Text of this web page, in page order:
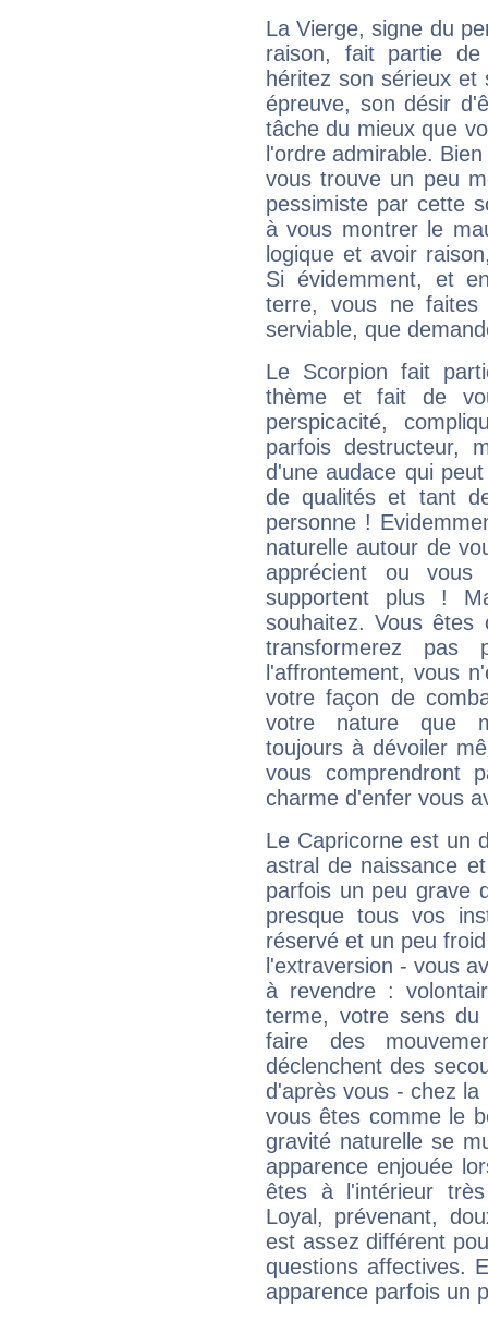
La Vierge, signe du
raison, fait partie
héritez son sérieux
épreuve, son désir
tâche du mieux que
l'ordre admirable.
vous trouve un peu
pessimiste par cette
à vous montrer le
logique et avoir
Si évidemment, et
terre, vous ne
serviable, que
Le Scorpion fait
thème et fait de
perspicacité,
parfois destructeur,
d'une audace qui
de qualités et tant
personne !
naturelle autour de
apprécient ou
supportent plus !
souhaitez. Vous
transformerez
l'affrontement, vous
votre façon de
votre nature que
toujours à dévoiler
vous comprendront
charme d'enfer vous
Le Capricorne est un
astral de naissance
parfois un peu grave
presque tous vos
réservé et un peu
l'extraversion - vous
à revendre :
terme, votre sens
faire des
déclenchent des
d'après vous - chez
vous êtes comme le
gravité naturelle se
apparence enjouée
êtes à l'intérieur
Loyal, prévenant,
est assez différent
questions affectives.
apparence parfois un